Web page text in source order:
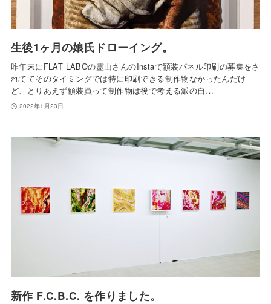
生後1ヶ月の娘氏ドローイング。
昨年末にFLAT LABOの霊山さんのInstaで額装パネル印刷の募集をさ
れててそのタイミングでは特に印刷できる制作物なかったんだけ
ど、とりあえず額装買って制作物は後で考える派の自…
2022年1月23日
新作 F.C.B.C. を作りました。